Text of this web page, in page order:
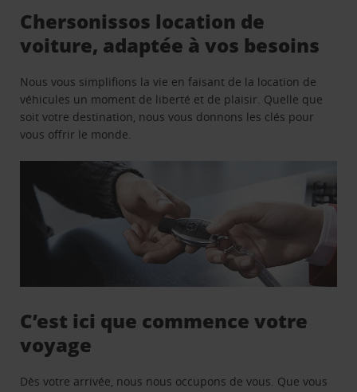
Chersonissos location de
voiture, adaptée à vos besoins
Nous vous simplifions la vie en faisant de la location de
véhicules un moment de liberté et de plaisir. Quelle que
soit votre destination, nous vous donnons les clés pour
vous offrir le monde.
C’est ici que commence votre
voyage
Dès votre arrivée, nous nous occupons de vous. Que vous